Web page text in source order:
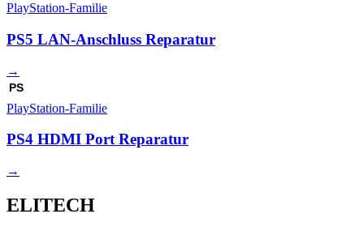
PlayStation-Familie
PS5 LAN-Anschluss Reparatur
→
PS
PlayStation-Familie
PS4 HDMI Port Reparatur
→
ELITECH